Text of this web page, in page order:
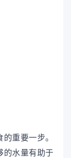
重要一步。
的水量有助于